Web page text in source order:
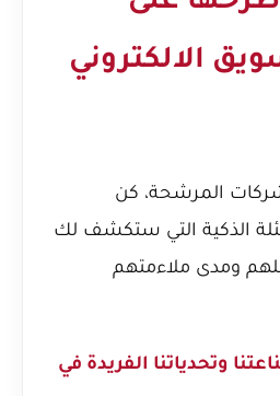
الالكتروني
المرشحة، كن
الذكية التي ستكشف لك
ومدى ملاءمتهم
وتحدياتنا الفريدة في